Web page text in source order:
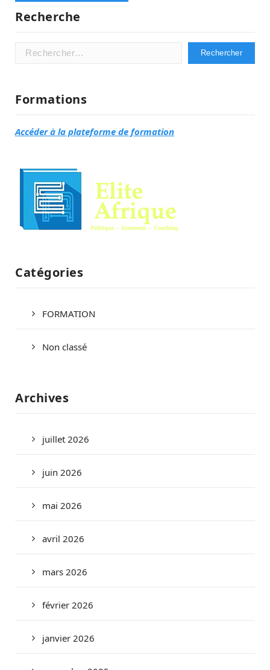
Recherche
Rechercher :
Formations
Accéder à la plateforme de formation
Catégories
FORMATION
Non classé
Archives
juillet 2026
juin 2026
mai 2026
avril 2026
mars 2026
février 2026
janvier 2026